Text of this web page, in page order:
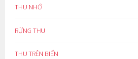
THU NHỚ
RỪNG THU
THU TRÊN BIỂN